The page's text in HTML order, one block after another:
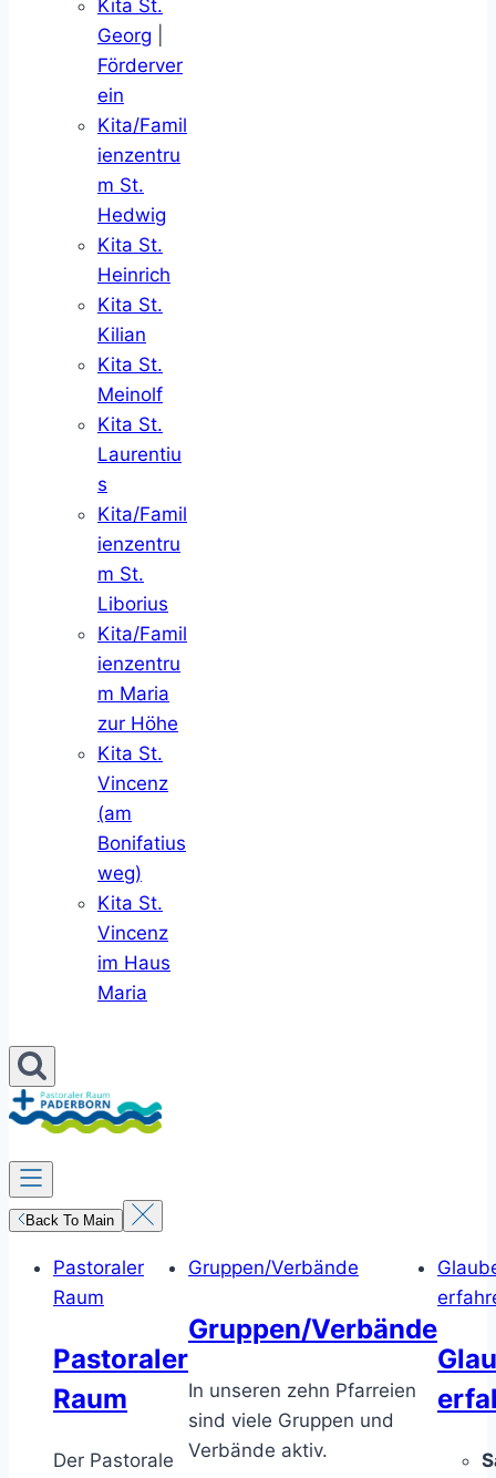
Kita St.
Georg
Förderver
ein
Kita/Famil
ienzentru
m St.
Hedwig
Kita St.
Heinrich
Kita St.
Kilian
Kita St.
Meinolf
Kita St.
Laurentiu
s
Kita/Famil
ienzentru
m St.
Liborius
Kita/Famil
ienzentru
m Maria
zur Höhe
Kita St.
Vincenz
(am
Bonifatius
weg)
Kita St.
Vincenz
im Haus
Maria
Back To Main
Pastoraler
Raum
Pastoraler
Raum
Der Pastorale
Gruppen/Verbände
Gruppen/Verbände
In unseren zehn Pfarreien
sind viele Gruppen und
Verbände aktiv.